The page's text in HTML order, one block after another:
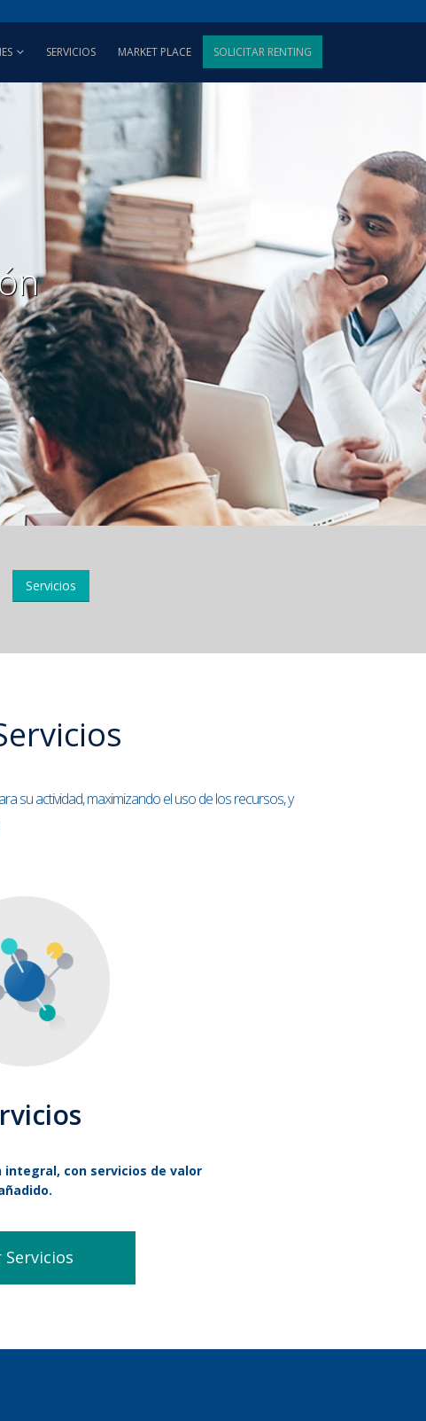
SERVICIOS MARKET PLACE SOLICITAR RENTING
Servicios
su actividad, maximizando el uso de los recursos, y
con servicios de valor
Servicios